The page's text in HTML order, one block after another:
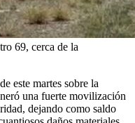
69, cerca de la
este martes sobre la
una fuerte movilización
dejando como saldo